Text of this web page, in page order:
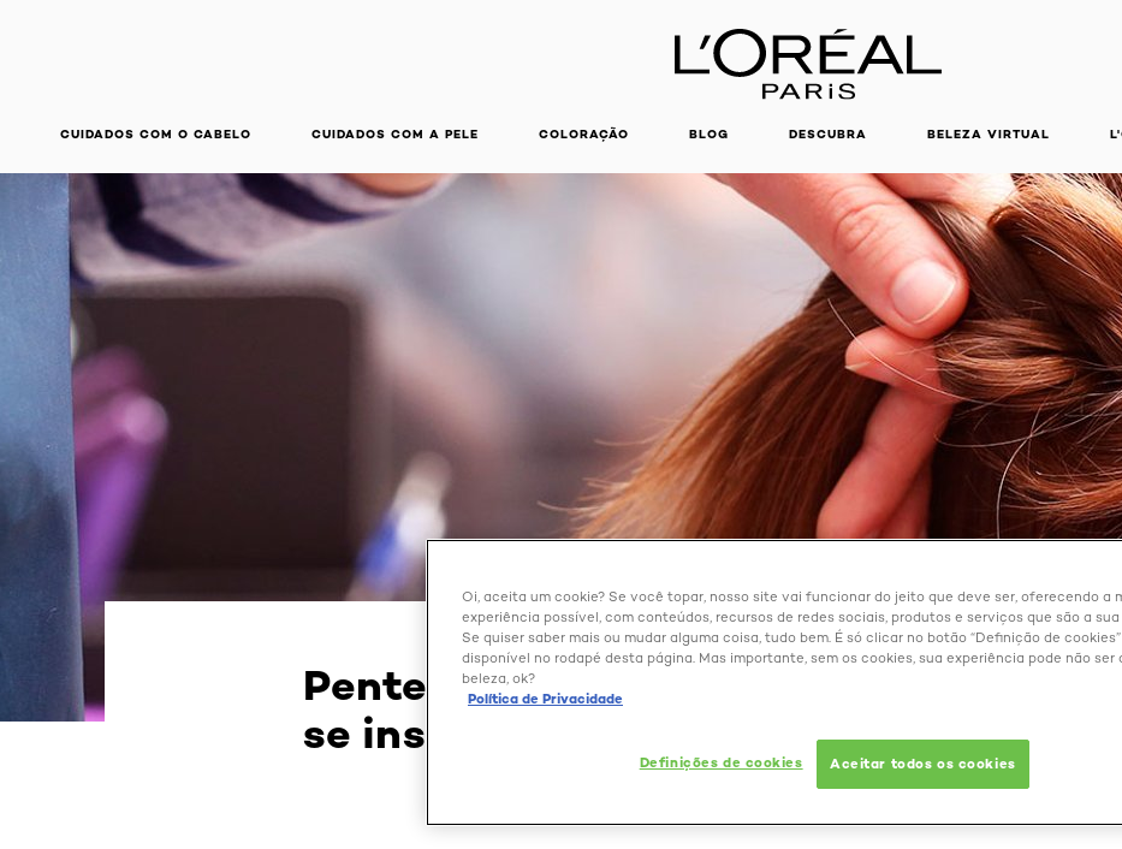
CUIDADOS COM O CABELO CUIDADOS COM A PELE COLORAÇÃO BLOG DESCUBRA BELEZA VIRTUAL
Penteados com tranças: 10 opções
se inspirar!
Oi, aceita um cookie? Se você topar, nosso site vai funcionar do jeito que deve ser, oferecendo a
experiência possível, com conteúdos, recursos de redes sociais, produtos e serviços que são a sua
Se quiser saber mais ou mudar alguma coisa, tudo bem. É só clicar no botão “Definição de
disponível no rodapé desta página. Mas importante, sem os cookies, sua experiência pode não ser
beleza, ok?
Política de Privacidade
Definições de cookies Aceitar todos os cookies